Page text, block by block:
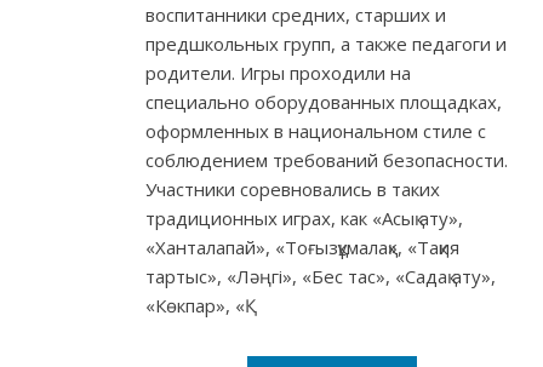
воспитанники средних, старших и
предшкольных групп, а также педагоги и
родители. Игры проходили на
специально оборудованных площадках,
оформленных в национальном стиле с
соблюдением требований безопасности.
Участники соревновались в таких
традиционных играх, как «Асық ату»,
«Ханталапай», «Тоғызқұмалақ», «Тақия
тартыс», «Ләңгі», «Бес тас», «Садақ ату»,
«Көкпар», «Қ